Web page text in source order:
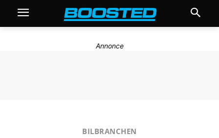
Annonce
BILBRANCHEN